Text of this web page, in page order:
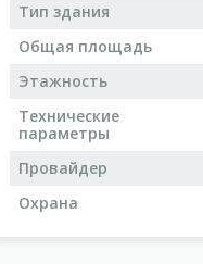
Тип здания
Общая площадь
Этажность
Технические
параметры
Провайдер
Охрана